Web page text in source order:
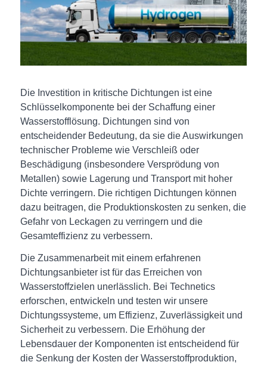
Die Investition in kritische Dichtungen ist eine
Schlüsselkomponente bei der Schaffung einer
Wasserstofflösung. Dichtungen sind von
entscheidender Bedeutung, da sie die Auswirkungen
technischer Probleme wie Verschleiß oder
Beschädigung (insbesondere Versprödung von
Metallen) sowie Lagerung und Transport mit hoher
Dichte verringern. Die richtigen Dichtungen können
dazu beitragen, die Produktionskosten zu senken, die
Gefahr von Leckagen zu verringern und die
Gesamteffizienz zu verbessern.
Die Zusammenarbeit mit einem erfahrenen
Dichtungsanbieter ist für das Erreichen von
Wasserstoffzielen unerlässlich. Bei Technetics
erforschen, entwickeln und testen wir unsere
Dichtungssysteme, um Effizienz, Zuverlässigkeit und
Sicherheit zu verbessern. Die Erhöhung der
Lebensdauer der Komponenten ist entscheidend für
die Senkung der Kosten der Wasserstoffproduktion,